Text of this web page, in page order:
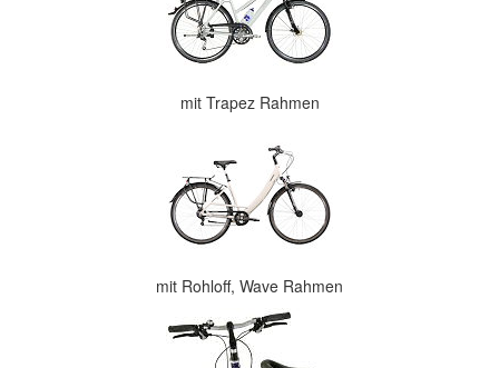
mit Trapez Rahmen
mit Rohloff, Wave Rahmen